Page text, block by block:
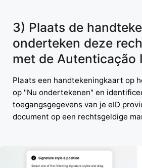
3) Plaats de
onderteken deze
met de Autenticação
Plaats een handtekeningkaart op
op "Nu ondertekenen" en
toegangsgegevens van je eID
document op een rechtsgeldige